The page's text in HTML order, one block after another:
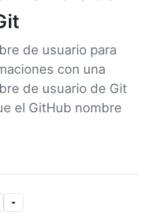
de usuario para
con una
de usuario de Git
el GitHub nombre